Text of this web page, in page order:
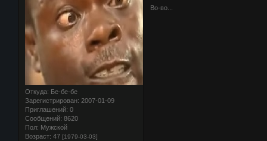
Откуда: Бе-бе-бе
Зарегистрирован: 2007-01-09
Приглашений: 0
Сообщений: 8620
Пол: Мужской
Возраст: 47 [1979-03-03]
Во-во...